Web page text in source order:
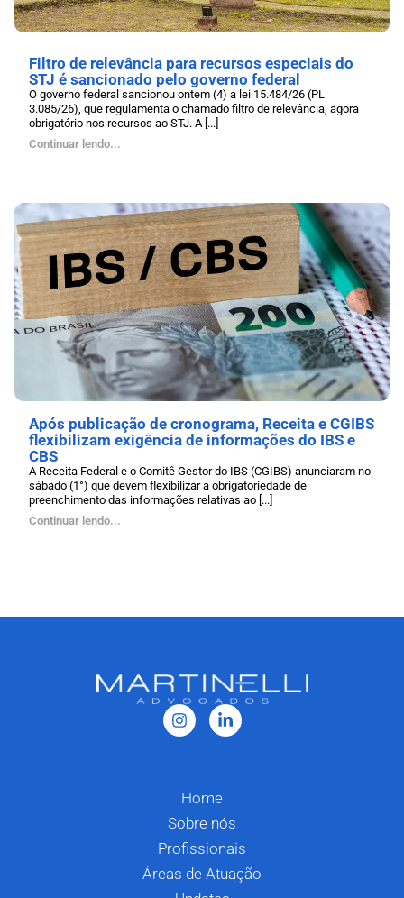
Filtro de relevância para recursos especiais do
STJ é sancionado pelo governo federal
O governo federal sancionou ontem (4) a lei 15.484/26 (PL
3.085/26), que regulamenta o chamado filtro de relevância, agora
obrigatório nos recursos ao STJ. A [...]
Continuar lendo...
Após publicação de cronograma, Receita e CGIBS
flexibilizam exigência de informações do IBS e
CBS
A Receita Federal e o Comitê Gestor do IBS (CGIBS) anunciaram no
sábado (1°) que devem flexibilizar a obrigatoriedade de
preenchimento das informações relativas ao [...]
Continuar lendo...
Home
Sobre nós
Profissionais
Áreas de Atuação